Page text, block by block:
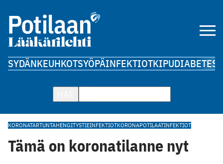
SYDÄNKEUHKOTSYÖPÄINFEKTIOTKIPUDIABETES
KORONATARTUNTAHENGITYSTIEINFEKTIOTKORONAPOTILAATINFEKTIOT
Tämä on koronatilanne nyt